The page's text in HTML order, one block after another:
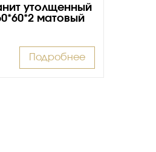
утолщенный
матовый
Подробнее